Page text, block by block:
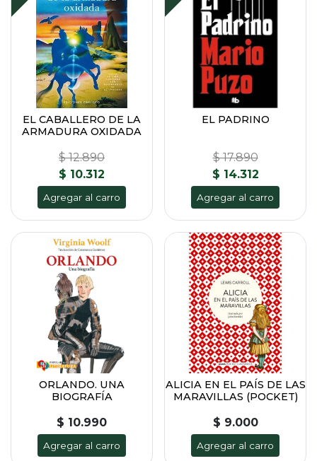
EL CABALLERO DE LA
ARMADURA OXIDADA
$ 12.890
$ 10.312
Agregar al carro
EL PADRINO
$ 17.890
$ 14.312
Agregar al carro
ORLANDO. UNA
BIOGRAFÍA
$ 10.990
Agregar al carro
ALICIA EN EL PAÍS DE LAS
MARAVILLAS (POCKET)
$ 9.000
Agregar al carro